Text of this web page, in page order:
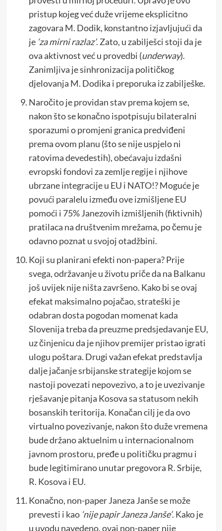
pristup kojeg već duže vrijeme eksplicitno
zagovara M. Dodik, konstantno izjavljujući da
je ‘za mirni razlaz’. Zato, u zabilješci stoji da je
ova aktivnost već u provedbi (underway).
Zanimljiva je sinhronizacija političkog
djelovanja M. Dodika i preporuka iz zabilješke.
Naročito je providan stav prema kojem se,
nakon što se konačno ispotpisuju bilateralni
sporazumi o promjeni granica predviđeni
prema ovom planu (što se nije uspjelo ni
ratovima devedestih), obećavaju izdašni
evropski fondovi za zemlje regije i njihove
ubrzane integracije u EU i NATO!? Moguće je
povući paralelu između ove izmišljene EU
pomoći i 75% Janezovih izmišljenih (fiktivnih)
pratilaca na društvenim mrežama, po čemu je
odavno poznat u svojoj otadžbini.
Koji su planirani efekti non-papera? Prije
svega, održavanje u životu priče da na Balkanu
još uvijek nije ništa završeno. Kako bi se ovaj
efekat maksimalno pojačao, strateški je
odabran dosta pogodan momenat kada
Slovenija treba da preuzme predsjedavanje EU,
uz činjenicu da je njihov premijer pristao igrati
ulogu poštara. Drugi važan efekat predstavlja
dalje jačanje srbijanske strategije kojom se
nastoji povezati nepovezivo, a to je uvezivanje
rješavanje pitanja Kosova sa statusom nekih
bosanskih teritorija. Konačan cilj je da ovo
virtualno povezivanje, nakon što duže vremena
bude držano aktuelnim u internacionalnom
javnom prostoru, pređe u političku pragmu i
bude legitimirano unutar pregovora R. Srbije,
R. Kosova i EU.
Konačno, non-paper Janeza Janše se može
prevesti i kao ‘nije papir Janeza Janše’. Kako je
u uvodu navedeno, ovaj non-paper nije